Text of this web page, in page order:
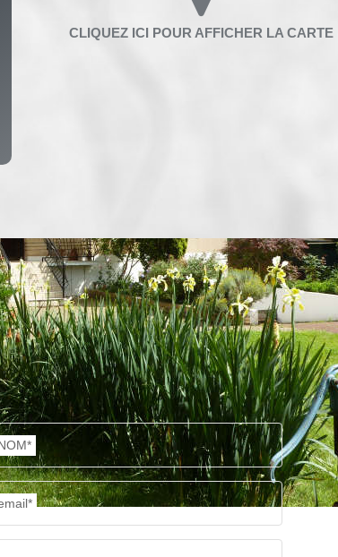
ENFANTS ET ADOLESCENTS
TAUX DE PROPRIÉTAIRES
PART DES MÉNAGES SANS VOITURE
RÉSULTATS DES LYCÉES
COMMERCES